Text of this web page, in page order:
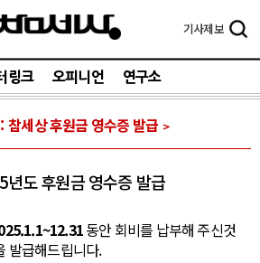
기사제보
링크 오피니언 연구소
참세상 후원금 영수증 발급
년도 후원금 영수증 발급
동안 회비를 납부해 주신것
발급해드립니다.